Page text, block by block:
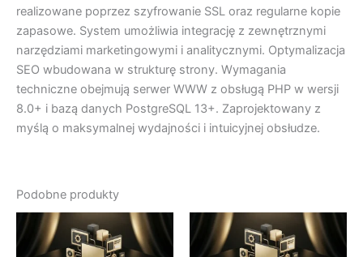
realizowane poprzez szyfrowanie SSL oraz regularne kopie
zapasowe. System umożliwia integrację z zewnętrznymi
narzędziami marketingowymi i analitycznymi. Optymalizacja
SEO wbudowana w strukturę strony. Wymagania
techniczne obejmują serwer WWW z obsługą PHP w wersji
8.0+ i bazą danych PostgreSQL 13+. Zaprojektowany z
myślą o maksymalnej wydajności i intuicyjnej obsłudze.
Podobne produkty